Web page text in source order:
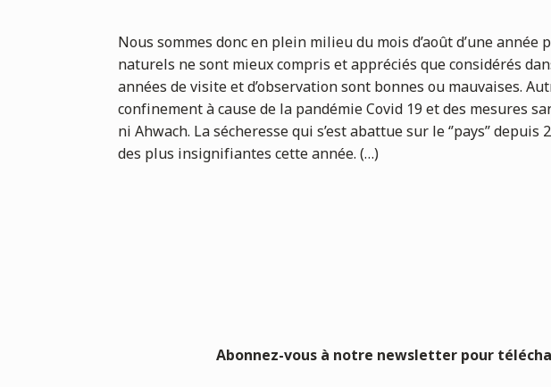
Nous sommes donc en plein milieu du mois d’août d’une
naturels ne sont mieux compris et appréciés que considérés
années de visite et d’observation sont bonnes ou mauvaises.
confinement à cause de la pandémie Covid 19 et des mesures
ni Ahwach. La sécheresse qui s’est abattue sur le ‘’pays’’
des plus insignifiantes cette année. (…)
Abonnez-vous à notre newsletter pour